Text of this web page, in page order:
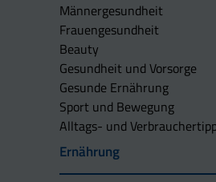
Männergesundheit
Frauengesundheit
Beauty
Gesundheit und Vorsorge
Gesunde Ernährung
Sport und Bewegung
Alltags- und
Ernährung